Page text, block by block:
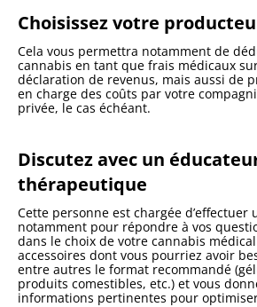
Choisissez votre
Cela vous permettra notamment de
cannabis en tant que frais médicaux
déclaration de revenus, mais aussi de
en charge des coûts par votre
privée, le cas échéant.
Discutez avec un
thérapeutique
Cette personne est chargée d’effectuer
notamment pour répondre à vos
dans le choix de votre cannabis
accessoires dont vous pourriez avoir
entre autres le format recommandé
produits comestibles, etc.) et vous
informations pertinentes pour